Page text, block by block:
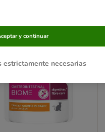
estrictamente necesarias
y continuar